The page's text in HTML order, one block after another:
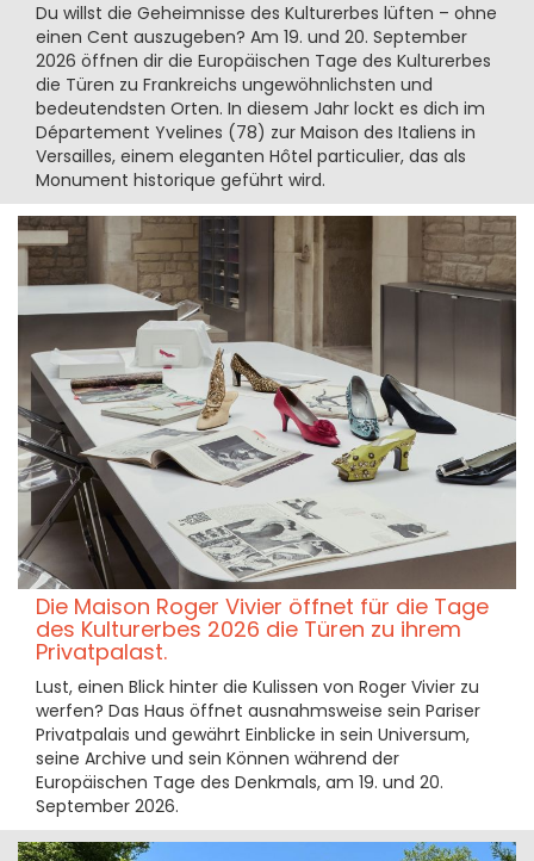
Du willst die Geheimnisse des Kulturerbes lüften – ohne
einen Cent auszugeben? Am 19. und 20. September
2026 öffnen dir die Europäischen Tage des Kulturerbes
die Türen zu Frankreichs ungewöhnlichsten und
bedeutendsten Orten. In diesem Jahr lockt es dich im
Département Yvelines (78) zur Maison des Italiens in
Versailles, einem eleganten Hôtel particulier, das als
Monument historique geführt wird.
Die Maison Roger Vivier öffnet für die Tage
des Kulturerbes 2026 die Türen zu ihrem
Privatpalast.
Lust, einen Blick hinter die Kulissen von Roger Vivier zu
werfen? Das Haus öffnet ausnahmsweise sein Pariser
Privatpalais und gewährt Einblicke in sein Universum,
seine Archive und sein Können während der
Europäischen Tage des Denkmals, am 19. und 20.
September 2026.